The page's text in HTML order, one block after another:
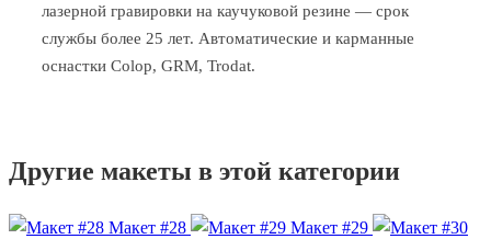
лазерной гравировки на каучуковой резине — срок
службы более 25 лет. Автоматические и карманные
оснастки Colop, GRM, Trodat.
Другие макеты в этой категории
Макет #28
Макет #29